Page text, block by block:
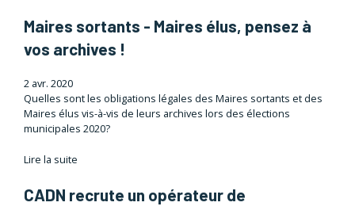
Maires sortants - Maires élus, pensez à
vos archives !
2 avr. 2020
Quelles sont les obligations légales des Maires sortants et des
Maires élus vis-à-vis de leurs archives lors des élections
municipales 2020?
Lire la suite
CADN recrute un opérateur de